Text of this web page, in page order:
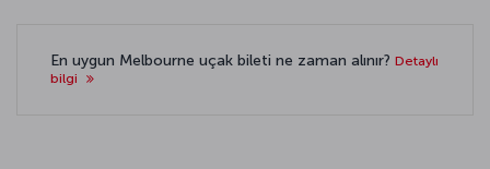
En uygun Melbourne uçak bileti ne zaman alınır? Detaylı
bilgi